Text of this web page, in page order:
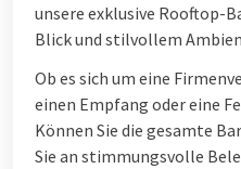
unsere exklusive Rooftop-
Blick und stilvollem
Ob es sich um eine
einen Empfang oder eine
Können Sie die gesamte
Sie an stimmungsvolle